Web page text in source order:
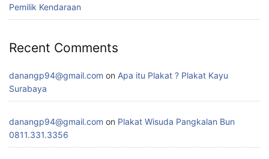
Pemilik Kendaraan
Recent Comments
danangp94@gmail.com on Apa itu Plakat ? Plakat Kayu
Surabaya
danangp94@gmail.com on Plakat Wisuda Pangkalan Bun
0811.331.3356